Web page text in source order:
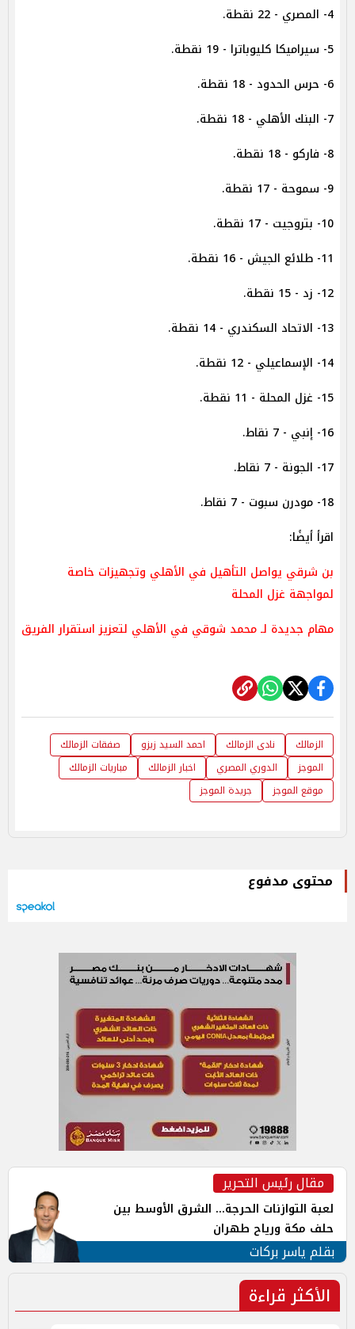
4- المصري - 22 نقطة.
5- سيراميكا كليوباترا - 19 نقطة.
6- حرس الحدود - 18 نقطة.
7- البنك الأهلي - 18 نقطة.
8- فاركو - 18 نقطة.
9- سموحة - 17 نقطة.
10- بتروجيت - 17 نقطة.
11- طلائع الجيش - 16 نقطة.
12- زد - 15 نقطة.
13- الاتحاد السكندري - 14 نقطة.
14- الإسماعيلي - 12 نقطة.
15- غزل المحلة - 11 نقطة.
16- إنبي - 7 نقاط.
17- الجونة - 7 نقاط.
18- مودرن سبوت - 7 نقاط.
اقرأ أيضًا:
بن شرقي يواصل التأهيل في الأهلي وتجهيزات خاصة
لمواجهة غزل المحلة
مهام جديدة لـ محمد شوقي في الأهلي لتعزيز استقرار الفريق
الزمالك نادى الزمالك احمد السيد زيزو
صفقات الزمالك
الموجز
الدوري المصري اخبار الزمالك
مباريات الزمالك
موقع الموجز
جريدة الموجز
محتوى مدفوع
مقال رئيس التحرير
لعبة التوازنات الحرجة... الشرق الأوسط بين
حلف مكة ورياح طهران
بقلم ياسر بركات
الأكثر قراءة